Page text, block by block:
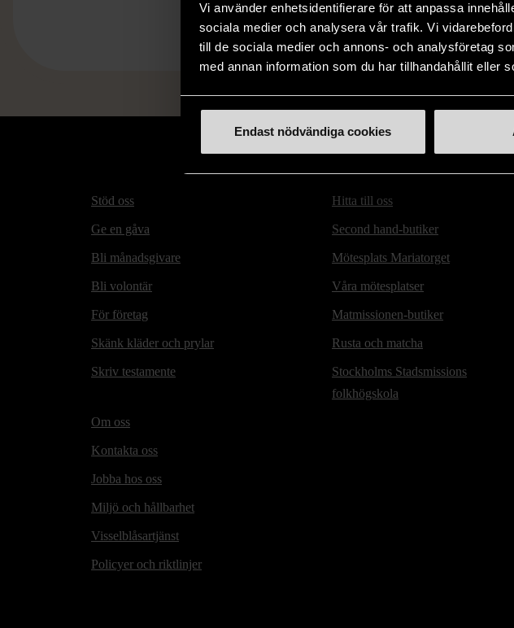
Vi använder enhetsidentifierare för att anpassa
sociala medier och analysera vår trafik. Vi
till de sociala medier och annons- och analysföretag
med annan information som du har tillhandahållit eller
Endast nödvändiga cookies
Stöd oss
Ge en gåva
Bli månadsgivare
Bli volontär
För företag
Skänk kläder och prylar
Skriv testamente
Hitta till oss
Second hand-butiker
Mötesplats Mariatorget
Våra mötesplatser
Matmissionen-butiker
Rusta och matcha
Stockholms Stadsmissions
folkhögskola
Om oss
Kontakta oss
Jobba hos oss
Miljö och hållbarhet
Visselblåsartjänst
Policyer och riktlinjer